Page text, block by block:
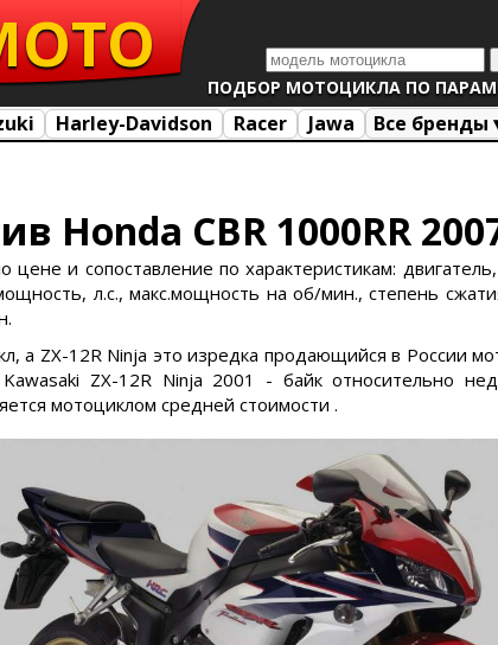
ПОДБОР МОТОЦИКЛА ПО
Harley-Davidson Racer Jawa
Все бренды
Honda CBR 1000RR
и сопоставление по характеристикам:
л.с., макс.мощность на об/мин., степень
а ZX-12R Ninja это изредка продающийся в России
ZX-12R Ninja 2001 - байк относительно
мотоциклом средней стоимости .